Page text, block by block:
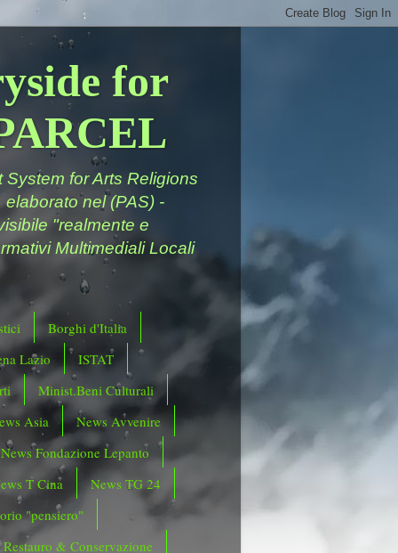
for
for Arts Religions
nel (PAS) -
"realmente e
Multimediali Locali
Borghi d'Italia
Lazio
ISTAT
Minist.Beni Culturali
Asia
News Avvenire
News Fondazione Lepanto
T Cina
News TG 24
"pensiero"
Restauro & Conservazione